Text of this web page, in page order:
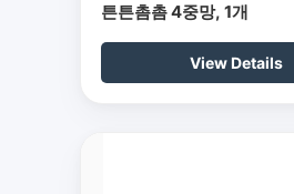
튼튼촘촘 4중망, 1개
View Details